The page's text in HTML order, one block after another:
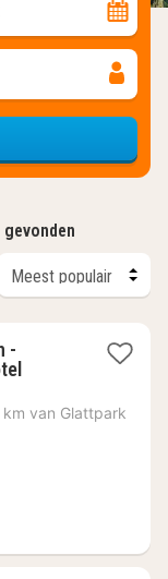
-
1
vanaf
km van Glattpark